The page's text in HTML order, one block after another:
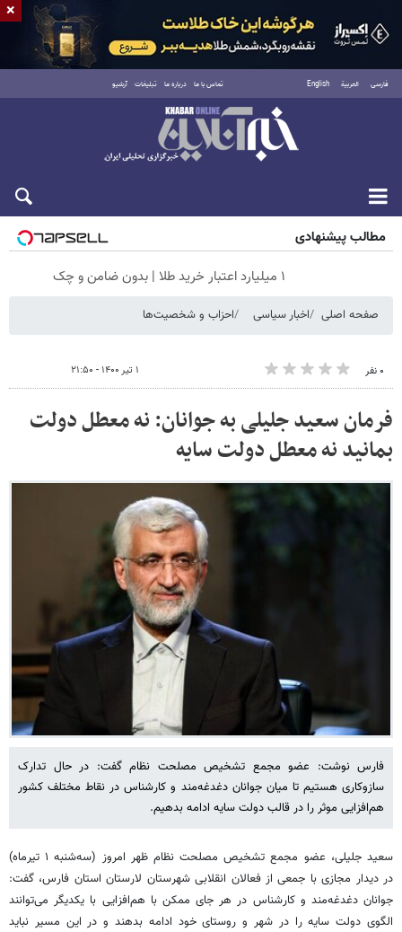
فارسی العربية English تماس با ما درباره ما تبلیغات آرشیو
پنجشنبه ۱۵ مرداد ۱۴۰۵
مطالب پیشنهادی
۱ میلیارد اعتبار خرید طلا | بدون ضامن و چک
صفحه اصلی اخبار سیاسی احزاب و شخصیت‌ها
۰ نفر ۱ تیر ۱۴۰۰ - ۲۱:۵۰
فرمان سعید جلیلی به جوانان: نه معطل دولت
بمانید نه معطل دولت سایه
فارس نوشت: عضو مجمع تشخیص مصلحت نظام گفت: در حال تدارک
سازوکاری هستیم تا میان جوانان دغدغه‌مند و کارشناس در نقاط مختلف کشور
هم‌افزایی موثر را در قالب دولت سایه ادامه بدهیم.
سعید جلیلی، عضو مجمع تشخیص مصلحت نظام ظهر امروز (سه‌شنبه ۱ تیرماه)
در دیدار مجازی با جمعی از فعالان انقلابی شهرستان لارستان استان فارس، گفت:
جوانان دغدغه‌مند و کارشناس در هر جای ممکن با هم‌افزایی با یکدیگر می‌توانند
الگوی دولت سایه را در شهر و روستای خود ادامه بدهند و در این مسیر نباید
×